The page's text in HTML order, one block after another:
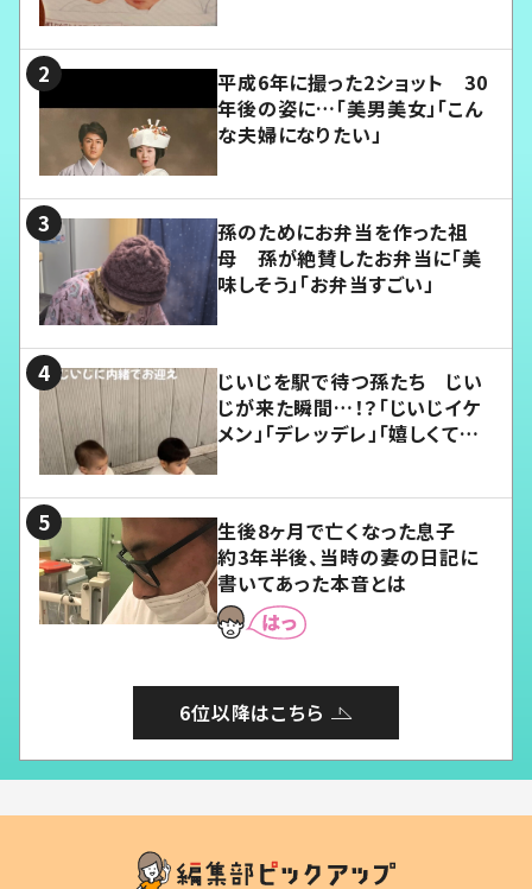
平成6年に撮った2ショット 30
年後の姿に…「美男美女」「こん
な夫婦になりたい」
孫のためにお弁当を作った祖
母 孫が絶賛したお弁当に「美
味しそう」「お弁当すごい」
じいじを駅で待つ孫たち じい
じが来た瞬間…！？「じいじイケ
メン」「デレッデレ」「嬉しくて可
生後8ヶ月で亡くなった息子
約3年半後、当時の妻の日記に
書いてあった本音とは
6位以降はこちら